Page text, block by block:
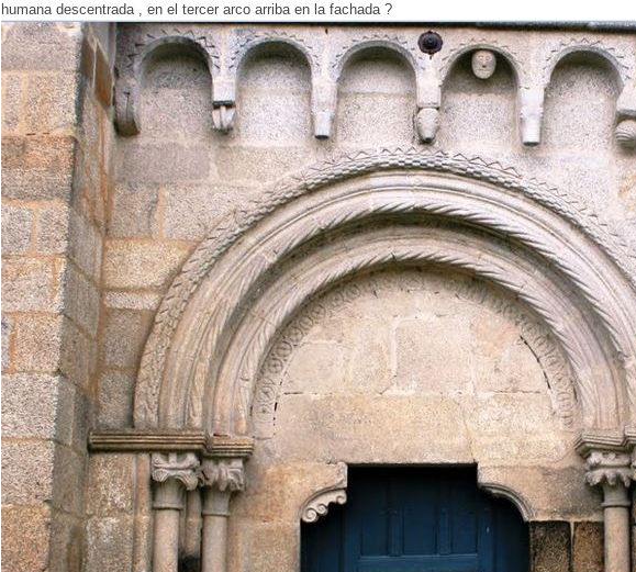
humana descentrada , en el tercer arco arriba en la fachada ?